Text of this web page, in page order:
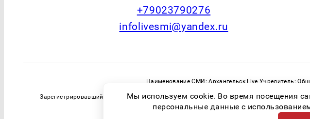
+79023790276
infolivesmi@yandex.ru
Наименование СМИ: Архангельск Live Учредитель:
Зарегистрировавший орган: Федеральная служба по надзору в сфере связи,
Мы используем cookie. Во время посещения
персональные данные с